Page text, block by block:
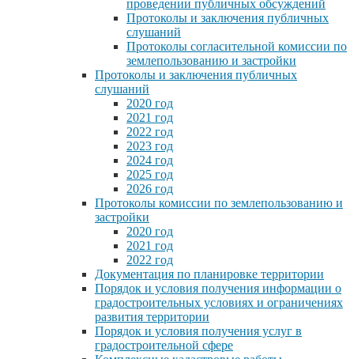
проведении публичных обсуждений
Протоколы и заключения публичных
слушаний
Протоколы согласительной комиссии по
землепользованию и застройки
Протоколы и заключения публичных
слушаний
2020 год
2021 год
2022 год
2023 год
2024 год
2025 год
2026 год
Протоколы комиссии по землепользованию и
застройки
2020 год
2021 год
2022 год
Документация по планировке территории
Порядок и условия получения информации о
градостроительных условиях и ограничениях
развития территории
Порядок и условия получения услуг в
градостроительной сфере